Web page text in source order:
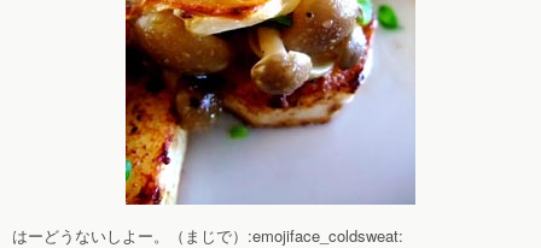
はーどうないしよー。（まじで）:emojiface_coldsweat: